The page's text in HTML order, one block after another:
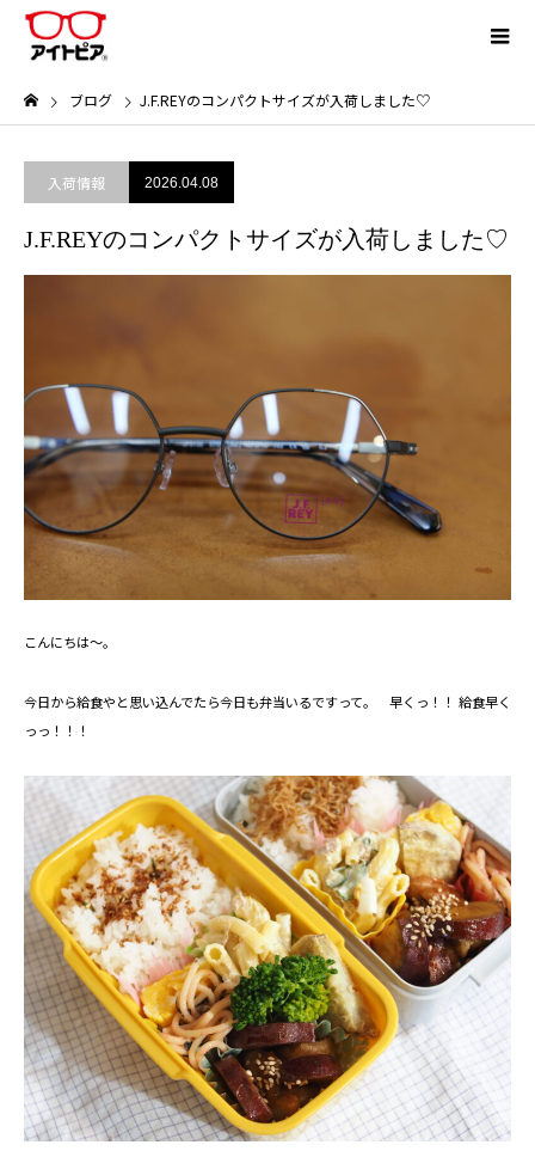
ブログ J.F.REYのコンパクトサイズが入荷しました♡
入荷情報 2026.04.08
J.F.REYのコンパクトサイズが入荷しました♡
こんにちは～。
今日から給食やと思い込んでたら今日も弁当いるですって。 早くっ！！ 給食早く
っっ！！！